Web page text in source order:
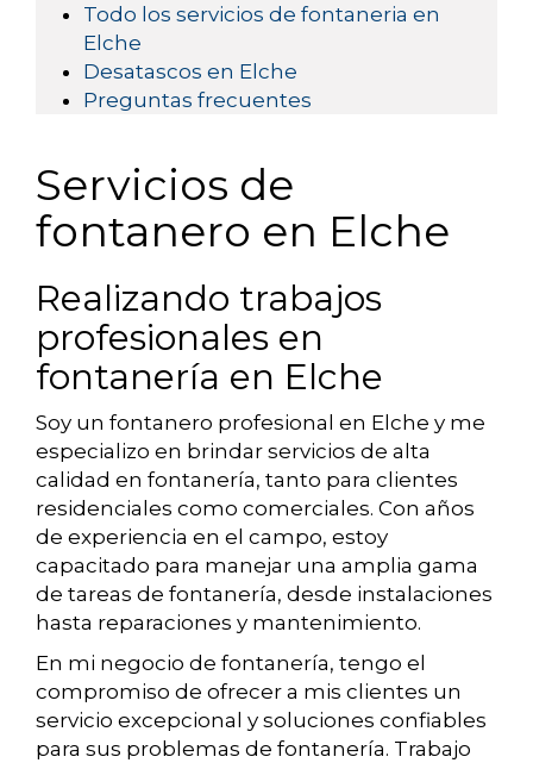
Todo los servicios de fontaneria en
Elche
Desatascos en Elche
Preguntas frecuentes
Servicios de
fontanero en Elche
Realizando trabajos
profesionales en
fontanería en Elche
Soy un fontanero profesional en Elche y me
especializo en brindar servicios de alta
calidad en fontanería, tanto para clientes
residenciales como comerciales. Con años
de experiencia en el campo, estoy
capacitado para manejar una amplia gama
de tareas de fontanería, desde instalaciones
hasta reparaciones y mantenimiento.
En mi negocio de fontanería, tengo el
compromiso de ofrecer a mis clientes un
servicio excepcional y soluciones confiables
para sus problemas de fontanería. Trabajo